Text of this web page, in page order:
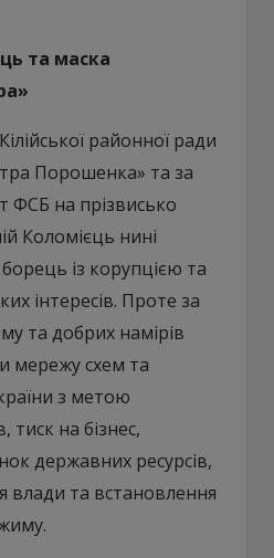
та маска
районної ради
Порошенка» та за
ФСБ на прізвисько
Коломієць нині
із корупцією та
інтересів. Проте за
та добрих намірів
мережу схем та
з метою
тиск на бізнес,
державних ресурсів,
влади та встановлення